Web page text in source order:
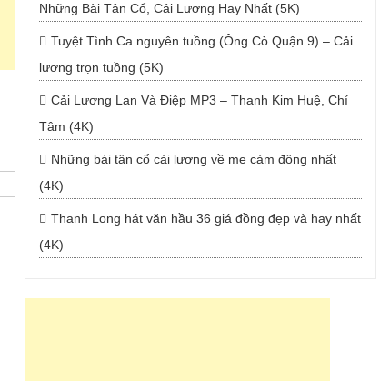
Những Bài Tân Cổ, Cải Lương Hay Nhất (5K)
Tuyệt Tình Ca nguyên tuồng (Ông Cò Quận 9) – Cải
lương trọn tuồng (5K)
Cải Lương Lan Và Điệp MP3 – Thanh Kim Huệ, Chí
Tâm (4K)
Những bài tân cổ cải lương về mẹ cảm động nhất
(4K)
Thanh Long hát văn hầu 36 giá đồng đẹp và hay nhất
(4K)